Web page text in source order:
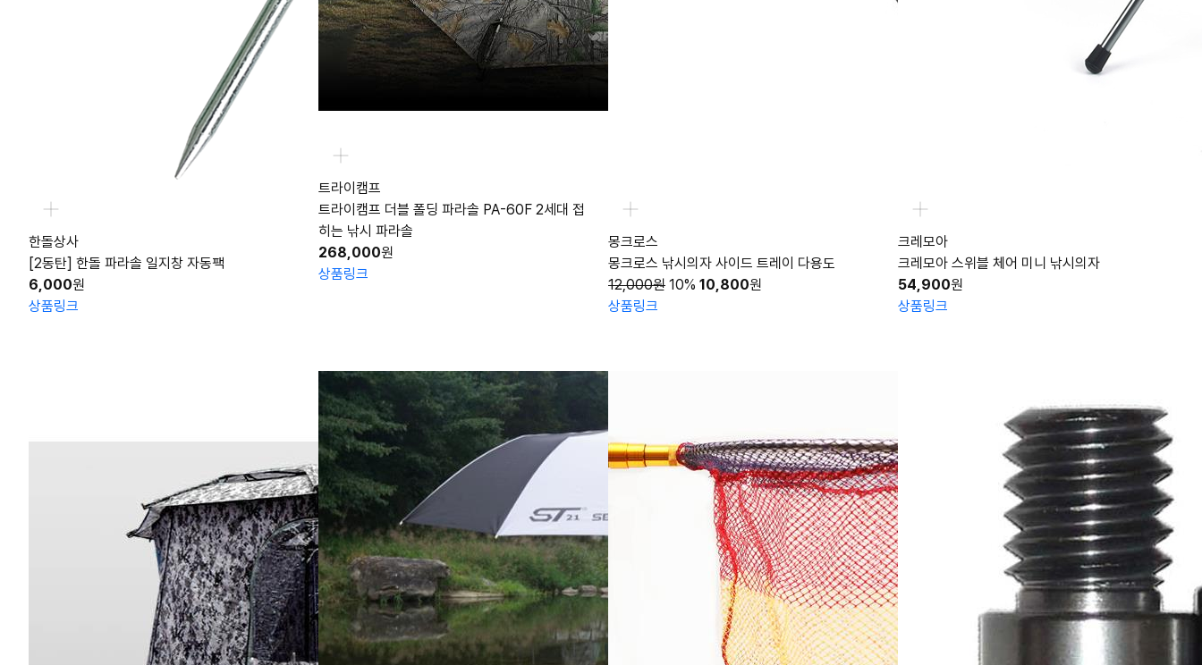
한돌상사
[2동탄] 한돌 파라솔 일지창 자동팩
6,000원
상품링크
트라이캠프
트라이캠프 더블 폴딩 파라솔 PA-60F 2세대 접
히는 낚시 파라솔
268,000원
상품링크
몽크로스
몽크로스 낚시의자 사이드 트레이 다용도
12,000원 10% 10,800원
상품링크
크레모아
크레모아 스위블 체어 미니 낚시의자
54,900원
상품링크